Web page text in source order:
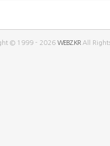
© 1999 - 2026WEBZ.KR All